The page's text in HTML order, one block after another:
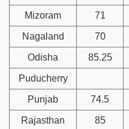
Mizoram 71
Nagaland 70
Odisha 85.25
Puducherry
Punjab 74.5
Rajasthan 85